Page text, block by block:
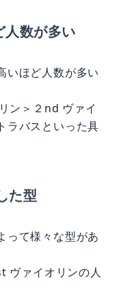
人数が多い
いほど人数が多い
ン＞２nd ヴァイ
ラバスといった具
た型
って様々な型があ
ヴァイオリンの人